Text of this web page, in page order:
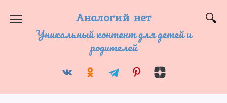
содержанию
Аналогий нет
Уникальный контент для детей и
родителей